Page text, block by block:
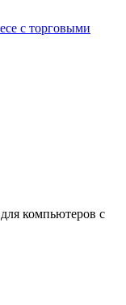
компьютеров с